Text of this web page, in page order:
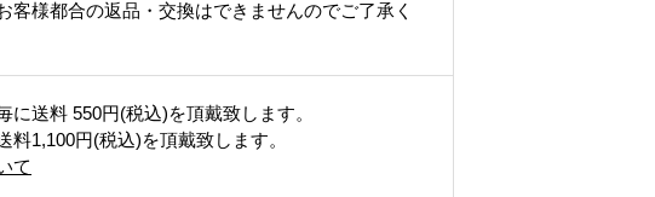
客様都合の返品・交換はできませんのでご了承く
に送料 550円(税込)を頂戴致します。
料1,100円(税込)を頂戴致します。
て